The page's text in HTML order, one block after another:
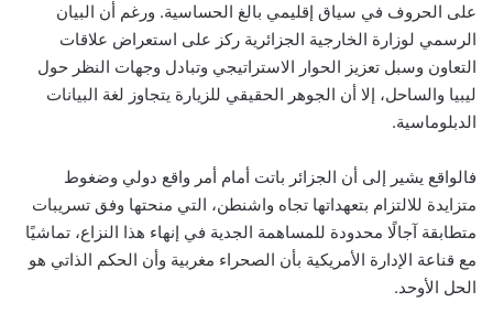
على الحروف في سياق إقليمي بالغ الحساسية. ورغم أن البيان
الرسمي لوزارة الخارجية الجزائرية ركز على استعراض علاقات
التعاون وسبل تعزيز الحوار الاستراتيجي وتبادل وجهات النظر حول
ليبيا والساحل، إلا أن الجوهر الحقيقي للزيارة يتجاوز لغة البيانات
الدبلوماسية.
فالواقع يشير إلى أن الجزائر باتت أمام أمر واقع دولي وضغوط
متزايدة للالتزام بتعهداتها تجاه واشنطن، التي منحتها وفق تسريبات
متطابقة آجالًا محدودة للمساهمة الجدية في إنهاء هذا النزاع، تماشيًا
مع قناعة الإدارة الأمريكية بأن الصحراء مغربية وأن الحكم الذاتي هو
الحل الأوحد.